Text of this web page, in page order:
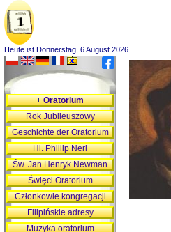
Heute ist Donnerstag, 6 August 2026
+Oratorium
Rok Jubileuszowy
Geschichte der Oratorium
Hl. Phillip Neri
Św. Jan Henryk Newman
Święci Oratorium
Członkowie kongregacji
Filipińskie adresy
Muzyka oratorium